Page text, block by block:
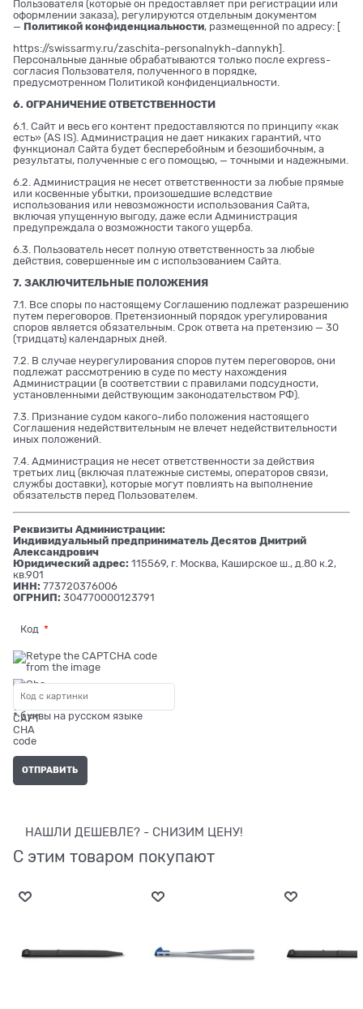
Пользователя (которые он предоставляет при регистрации или
оформлении заказа), регулируются отдельным документом
— Политикой конфиденциальности, размещенной по адресу: [
https://swissarmy.ru/zaschita-personalnykh-dannykh].
Персональные данные обрабатываются только после express-
согласия Пользователя, полученного в порядке,
предусмотренном Политикой конфиденциальности.
6. ОГРАНИЧЕНИЕ ОТВЕТСТВЕННОСТИ
6.1. Сайт и весь его контент предоставляются по принципу «как
есть» (AS IS). Администрация не дает никаких гарантий, что
функционал Сайта будет бесперебойным и безошибочным, а
результаты, полученные с его помощью, — точными и надежными.
6.2. Администрация не несет ответственности за любые прямые
или косвенные убытки, произошедшие вследствие
использования или невозможности использования Сайта,
включая упущенную выгоду, даже если Администрация
предупреждала о возможности такого ущерба.
6.3. Пользователь несет полную ответственность за любые
действия, совершенные им с использованием Сайта.
7. ЗАКЛЮЧИТЕЛЬНЫЕ ПОЛОЖЕНИЯ
7.1. Все споры по настоящему Соглашению подлежат разрешению
путем переговоров. Претензионный порядок урегулирования
споров является обязательным. Срок ответа на претензию — 30
(тридцать) календарных дней.
7.2. В случае неурегулирования споров путем переговоров, они
подлежат рассмотрению в суде по месту нахождения
Администрации (в соответствии с правилами подсудности,
установленными действующим законодательством РФ).
7.3. Признание судом какого-либо положения настоящего
Соглашения недействительным не влечет недействительности
иных положений.
7.4. Администрация не несет ответственности за действия
третьих лиц (включая платежные системы, операторов связи,
службы доставки), которые могут повлиять на выполнение
обязательств перед Пользователем.
Реквизиты Администрации:
Индивидуальный предприниматель Десятов Дмитрий
Александрович
Юридический адрес: 115569, г. Москва, Каширское ш., д.80 к.2,
кв.901
ИНН: 773720376006
ОГРНИП: 304770000123791
Код
* буквы на русском языке
НАШЛИ ДЕШЕВЛЕ? - СНИЗИМ ЦЕНУ!
С этим товаром покупают